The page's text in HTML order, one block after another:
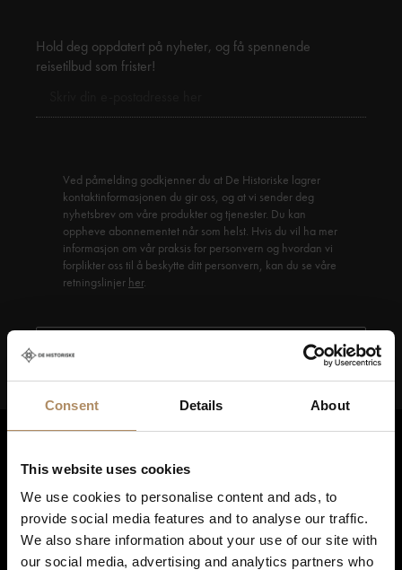
Consent Details About
This website uses cookies
We use cookies to personalise content and ads, to
provide social media features and to analyse our traffic.
We also share information about your use of our site with
our social media, advertising and analytics partners who
Hold deg oppdatert på nyheter, og få spennende
reisetilbud som frister!
Ved påmelding godkjenner du at De Historiske lagrer
kontaktinformasjonen du gir oss, og at vi sender deg
nyhetsbrev om våre produkter og tjenester. Du kan
oppheve abonnementet når som helst. Hvis du vil ha mer
informasjon om vår praksis for personvern og hvordan vi
forplikter oss til å beskytte ditt personvern, kan du se våre
retningslinjer her.